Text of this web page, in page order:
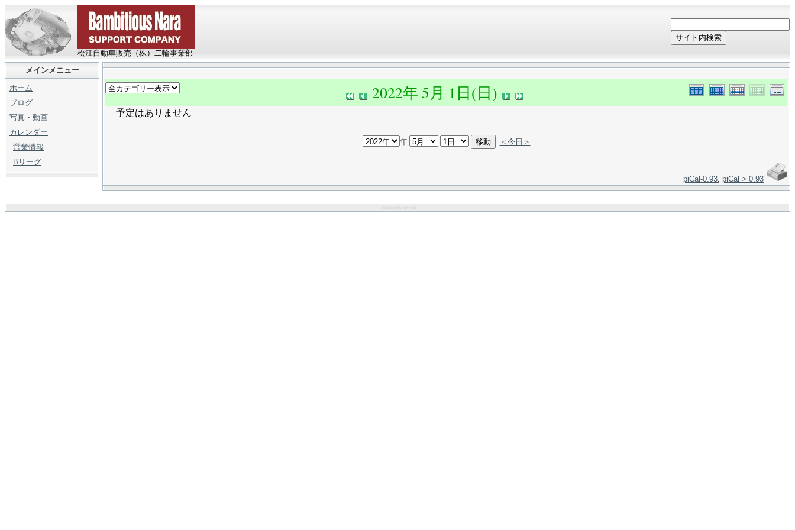
松江自動車販売（株）二輪事業部
サイト内検索
メインメニュー
ホーム
ブログ
写真・動画
カレンダー
営業情報
Bリーグ
2022年 5月 1日(日)
予定はありません
年 ＜今日＞
piCal-0.93, piCal > 0.93